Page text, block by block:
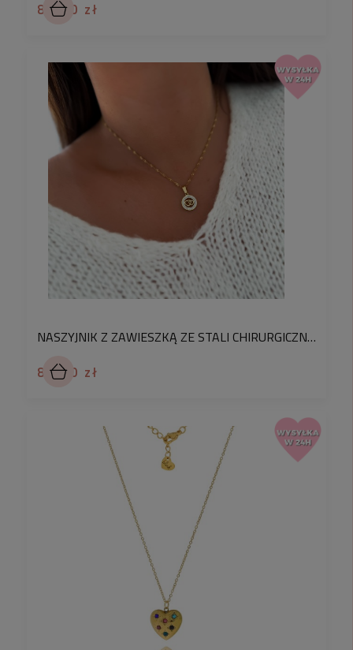
89,90 zł
NASZYJNIK Z ZAWIESZKĄ ZE STALI CHIRURGICZNEJ SERDUSZKA Z KRYSZTAŁKAMI PREZENT DLA NIEJ
89,90 zł